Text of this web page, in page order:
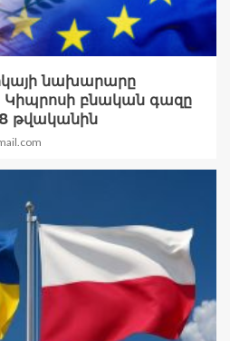
նախարարը
Կիպրոսի բնական գազը
թվականին